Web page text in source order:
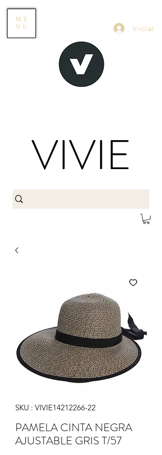
ME
NU
Iniciar
VIVIE
SKU : VIVIE14212266-22
PAMELA CINTA NEGRA
AJUSTABLE GRIS T/57